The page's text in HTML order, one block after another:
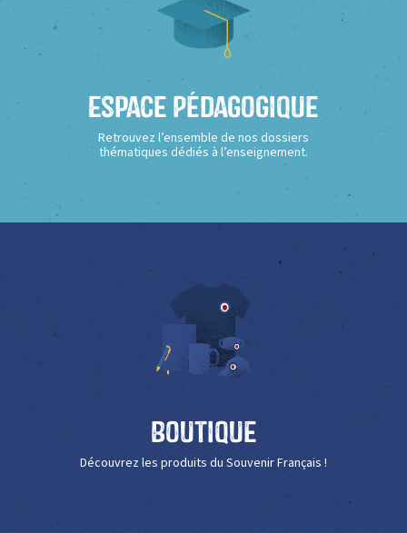
Espace Pédagogique
Retrouvez l’ensemble de nos dossiers
thématiques dédiés à l’enseignement.
Boutique
Découvrez les produits du Souvenir Français !